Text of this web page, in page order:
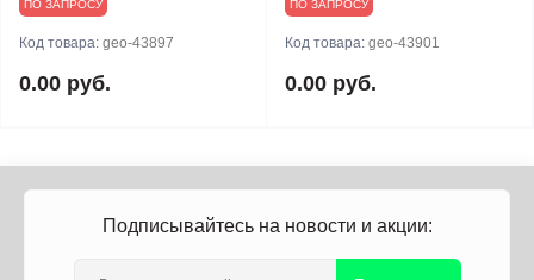
ПО ЗАПРОСУ
Код товара: geo-43897
0.00 руб.
ПО ЗАПРОСУ
Код товара: geo-43901
0.00 руб.
Подписывайтесь на новости и акции: